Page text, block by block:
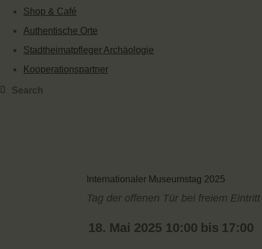
Shop & Café
Authentische Orte
Stadtheimatpfleger Archäologie
Kooperationspartner
Internationaler Museumstag 2025
Tag der offenen Tür bei freiem Eintritt
18. Mai 2025 10:00 bis 17:00